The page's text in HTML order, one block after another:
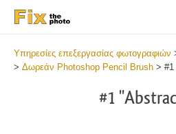
Υπηρεσίες επεξεργασίας φωτογραφιών
> Δωρεάν Photoshop Pencil Brush > #1
#1